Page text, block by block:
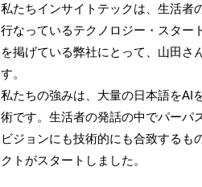
私たちインサイトテックは、生活者
行なっているテクノロジー・スター
を掲げている弊社にとって、山田さ
す。
私たちの強みは、大量の日本語をAI
術です。生活者の発話の中でパーパ
ビジョンにも技術的にも合致するも
クトがスタートしました。